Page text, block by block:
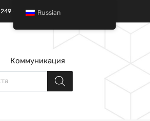
49 01 | +90 532 685 32 42
Коммуникация
Russian